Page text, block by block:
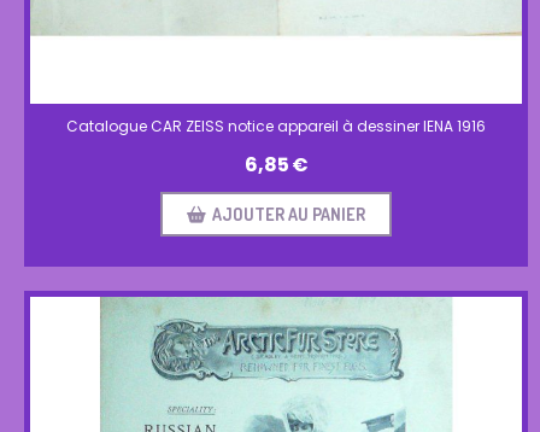
Catalogue CAR ZEISS notice appareil à dessiner IENA 1916
6,85€
AJOUTER AU PANIER